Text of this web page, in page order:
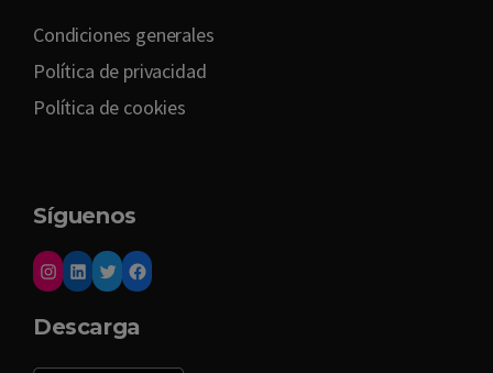
Condiciones generales
Política de privacidad
Política de cookies
Síguenos
Descarga